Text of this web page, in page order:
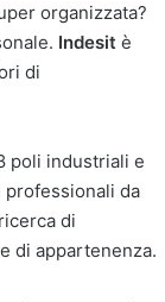
organizzata?
Indesit è
di
poli industriali e
professionali da
di
di appartenenza.